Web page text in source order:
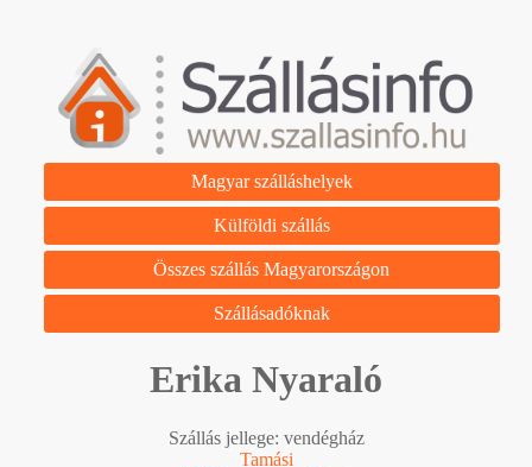
Magyar szálláshelyek
Külföldi szállás
Összes szállás Magyarországon
Szállásadóknak
Erika Nyaraló
Szállás jellege: vendégház
Tamási